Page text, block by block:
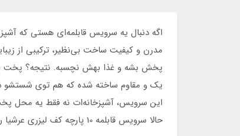
اگه دنبال یه سرویس قابلمه‌ای هستی که
مدرن و کیفیت ساخت بی‌نظیر، ترکیبی از
پخش بشه و غذا بهش نچسبه. نتیجه؟ پخت
یک و مقاوم ساخته شده که هم توی شستشو
این سرویس، آشپزخانه‌ات نه فقط یه محل
حالا سرویس قابلمه 10 پارچه کف لیزری عرشیا رو سفارش بده و آشپزی رو به سطح بعدی برسون!